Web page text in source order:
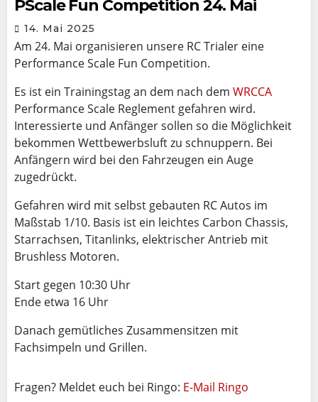
PScale Fun Competition 24. Mai
14. Mai 2025
Am 24. Mai organisieren unsere RC Trialer eine
Performance Scale Fun Competition.
Es ist ein Trainingstag an dem nach dem WRCCA
Performance Scale Reglement gefahren wird.
Interessierte und Anfänger sollen so die Möglichkeit
bekommen Wettbewerbsluft zu schnuppern. Bei
Anfängern wird bei den Fahrzeugen ein Auge
zugedrückt.
Gefahren wird mit selbst gebauten RC Autos im
Maßstab 1/10. Basis ist ein leichtes Carbon Chassis,
Starrachsen, Titanlinks, elektrischer Antrieb mit
Brushless Motoren.
Start gegen 10:30 Uhr
Ende etwa 16 Uhr
Danach gemütliches Zusammensitzen mit
Fachsimpeln und Grillen.
Fragen? Meldet euch bei Ringo: E-Mail Ringo